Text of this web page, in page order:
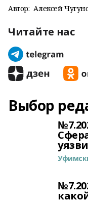
Автор: Алексей
Читайте нас
Выбор